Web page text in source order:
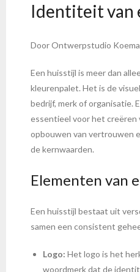
Identiteit van
Door Ontwerpstudio
Een huisstijl is meer dan
kleurenpalet. Het is de
bedrijf, merk of organisatie.
essentieel voor het creëren
opbouwen van vertrouwen
de kernwaarden.
Elementen van
Een huisstijl bestaat uit
samen een consistent
Logo: Het logo is het
woordmerk dat de